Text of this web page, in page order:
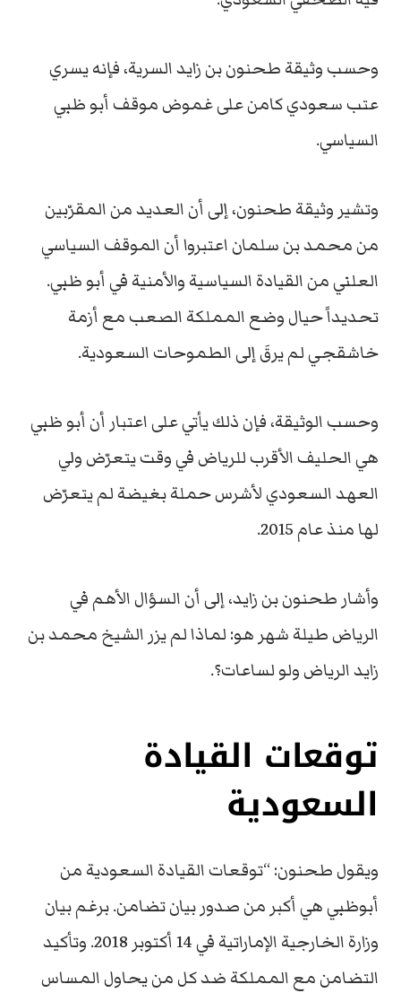
وحسب وثيقة طحنون بن زايد السرية، فإنه يسري
عتب سعودي كامن على غموض موقف أبو ظبي
السياسي.
وتشير وثيقة طحنون، إلى أن العديد من المقرّبين
من محمد بن سلمان اعتبروا أن الموقف السياسي
العلني من القيادة السياسية والأمنية في أبو ظبي.
تحديداً حيال وضع المملكة الصعب مع أزمة
خاشقجي لم يرقَ إلى الطموحات السعودية.
وحسب الوثيقة، فإن ذلك يأتي على اعتبار أن أبو ظبي
هي الحليف الأقرب للرياض في وقت يتعرّض ولي
العهد السعودي لأشرس حملة بغيضة لم يتعرّض
لها منذ عام 2015.
وأشار طحنون بن زايد، إلى أن السؤال الأهم في
الرياض طيلة شهر هو: لماذا لم يزر الشيخ محمد بن
زايد الرياض ولو لساعات؟.
توقعات القيادة
السعودية
ويقول طحنون: “توقعات القيادة السعودية من
أبوظبي هي أكبر من صدور بيان تضامن. برغم بيان
وزارة الخارجية الإماراتية في 14 أكتوبر 2018. وتأكيد
التضامن مع المملكة ضد كل من يحاول المساس